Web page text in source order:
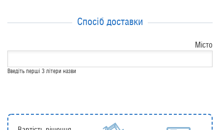
Спосіб доставки
Місто
Введіть перші 3 літери назви